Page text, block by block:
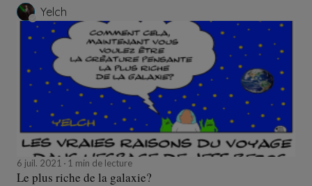
Yelch
6 juil. 2021 1 min de lecture
Le plus riche de la galaxie?